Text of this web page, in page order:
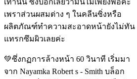
เท่านั้น ซึ่งบอกเลยว่ามันไม่เพียงพอค่ะ
เพราส่วนผสมต่าง ๆ ในคลีนซิ่งหรือ
ผลิตภัณฑ์ทำความสะอาดหน้ายังไม่ทัน
แทรกซึมผิวเลยค่ะ
💚ซึ่งกฏการล้างหน้า 60 วินาที เริ่มมา
จาก Nayamka Robert s - Smith บล็อก